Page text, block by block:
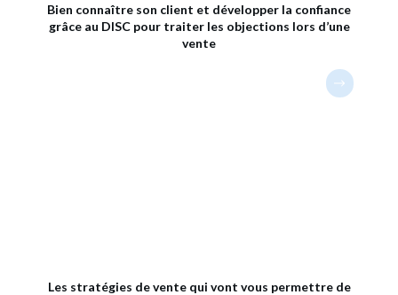
Bien connaître son client et développer la confiance
grâce au DISC pour traiter les objections lors d’une
vente
Les stratégies de vente qui vont vous permettre de